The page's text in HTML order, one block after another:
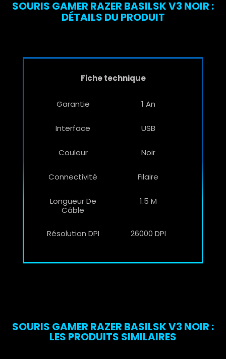
SOURIS GAMER RAZER BASILSK V3 NOIR :
DÉTAILS DU PRODUIT
Fiche technique
Garantie 1 An
Interface USB
Couleur Noir
Connectivité Filaire
Longueur De
Câble
1.5 M
Résolution DPI 26000 DPI
SOURIS GAMER RAZER BASILSK V3 NOIR :
LES PRODUITS SIMILAIRES